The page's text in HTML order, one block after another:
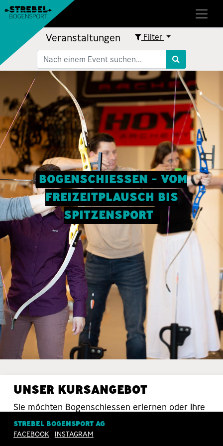
Veranstaltungen Filter
BOGENSCHIESSEN - VOM
FREIZEITPLAUSCH BIS
SPITZENSPORT
UNSER KURSANGEBOT
Sie möchten Bogenschiessen erlernen oder Ihre
Schiesstechnik verbessern? Da sind Sie bei uns
in guten Händen.
STREBEL BOGENSPORT AG
FACEBOOK
INSTAGRAM